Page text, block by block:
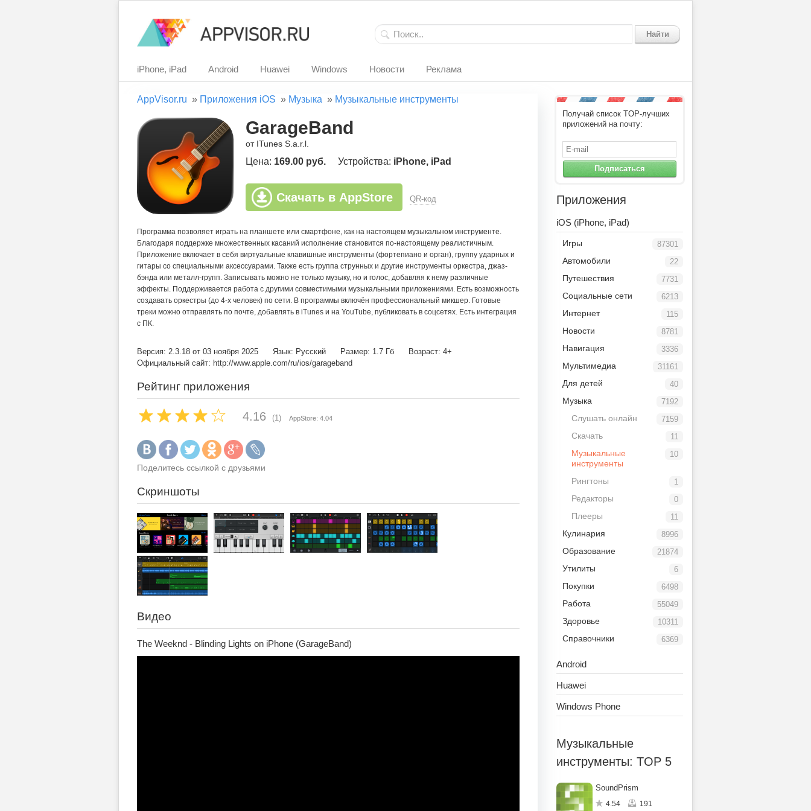
Найти
iPhone, iPad Android Huawei Windows Новости Реклама
AppVisor.ru » Приложения iOS » Музыка » Музыкальные инструменты
GarageBand
от ITunes S.a.r.l.
Цена: 169.00 руб. Устройства: iPhone, iPad
Скачать в AppStore QR-код
Программа позволяет играть на планшете или смартфоне, как на настоящем музыкальном инструменте.
Благодаря поддержке множественных касаний исполнение становится по-настоящему реалистичным.
Приложение включает в себя виртуальные клавишные инструменты (фортепиано и орган), группу ударных и
гитары со специальными аксессуарами. Также есть группа струнных и другие инструменты оркестра, джаз-
бэнда или металл-групп. Записывать можно не только музыку, но и голос, добавляя к нему различные
эффекты. Поддерживается работа с другими совместимыми музыкальными приложениями. Есть возможность
создавать оркестры (до 4-х человек) по сети. В программы включён профессиональный микшер. Готовые
треки можно отправлять по почте, добавлять в iTunes и на YouTube, публиковать в соцсетях. Есть интеграция
с ПК.
Версия: 2.3.18 от 03 ноября 2025 Язык: Русский Размер: 1.7 Гб
Возраст: 4+
Официальный сайт: http://www.apple.com/ru/ios/garageband
Рейтинг приложения
4.16 (1) AppStore: 4.04
Поделитесь ссылкой с друзьями
Скриншоты
Видео
The Weeknd - Blinding Lights on iPhone (GarageBand)
Получай список TOP-лучших
приложений на почту:
Подписаться
Приложения
iOS (iPhone, iPad)
87301
Игры
22
Автомобили
7731
Путешествия
6213
Социальные сети
115
Интернет
8781
Новости
3336
Навигация
31161
Мультимедиа
40
Для детей
7192
Музыка
7159
Слушать онлайн
11
Скачать
10
Музыкальные
инструменты
1
Рингтоны
0
Редакторы
11
Плееры
8996
Кулинария
21874
Образование
6
Утилиты
6498
Покупки
55049
Работа
10311
Здоровье
6369
Справочники
Android
Huawei
Windows Phone
Музыкальные
инструменты: TOP 5
SoundPrism
4.54 191